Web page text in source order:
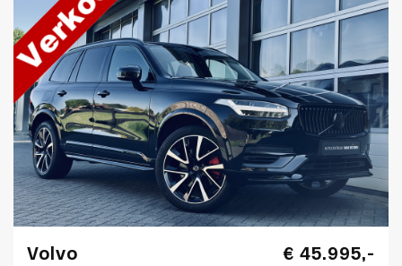
Volvo
€ 45.995,-